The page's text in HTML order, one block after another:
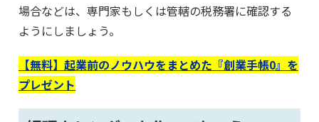
場合などは、専門家もしくは管轄の税務署に確認する
ようにしましょう。
【無料】起業前のノウハウをまとめた『創業手帳0』を
プレゼント